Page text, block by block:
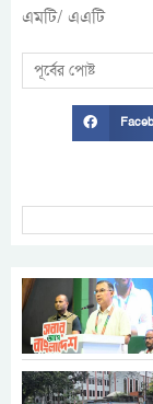
এমটি/ এএটি
পূর্বের পোষ্ট